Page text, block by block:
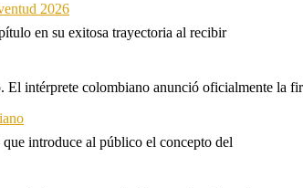
2026
en su exitosa trayectoria al recibir
intérprete colombiano anunció oficialmente la
introduce al público el concepto del